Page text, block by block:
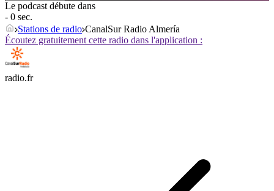
Le podcast débute dans
- 0 sec.
Stations de radio CanalSur Radio Almería
Écoutez gratuitement cette radio dans l'application :
radio.fr